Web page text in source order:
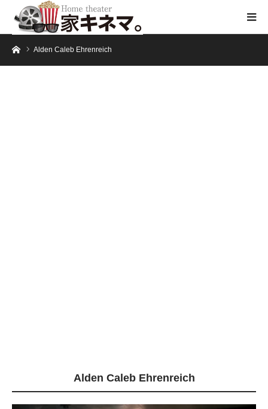
ホームAlden Caleb Ehrenreich
Alden Caleb Ehrenreich